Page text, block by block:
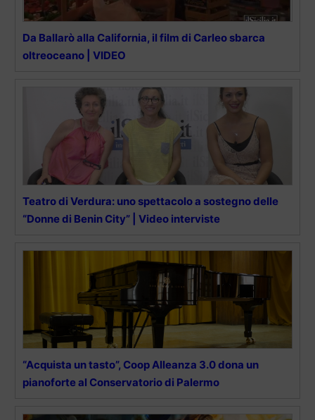
Da Ballarò alla California, il film di Carleo sbarca
oltreoceano | VIDEO
Teatro di Verdura: uno spettacolo a sostegno delle
“Donne di Benin City” | Video interviste
“Acquista un tasto”, Coop Alleanza 3.0 dona un
pianoforte al Conservatorio di Palermo